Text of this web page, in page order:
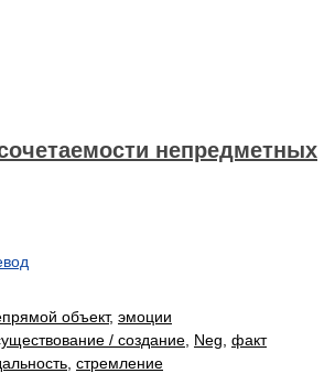
непредметных
объект, эмоции
/ создание Neg факт
стремление